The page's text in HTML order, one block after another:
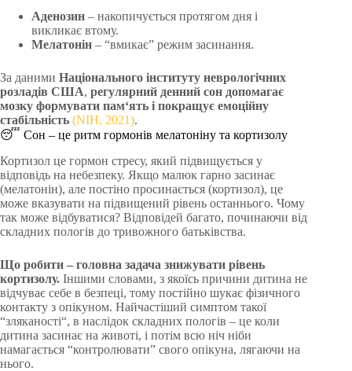
Аденозин – накопичується протягом дня і
викликає втому.
Мелатонін – “вмикає” режим засинання.
За даними Національного інституту неврологічних
розладів США, регулярний денний сон допомагає
мозку формувати пам‘ять і покращує емоційну
стабільність (NIH, 2021).
😴 Сон – це ритм гормонів мелатоніну та кортизолу
Кортизол це гормон стресу, який підвищується у
відповідь на небезпеку. Якщо малюк гарно засинає
(мелатонін), але постіно просинається (кортизол), це
може вказувати на підвищений рівень останнього. Чому
так може відбуватися? Відповідей багато, починаючи від
складних пологів до тривожного батьківства.
Що робити – головна задача знижувати рівень
кортизолу. Іншими словами, з якоїсь причини дитина не
відчуває себе в безпеці, тому постійно шукає фізичного
контакту з опікуном. Найчастіший симптом такої
“зляканості“, в наслідок складних пологів – це коли
дитина засинає на животі, і потім всю ніч ніби
намагається “контролювати” свого опікуна, лягаючи на
нього.